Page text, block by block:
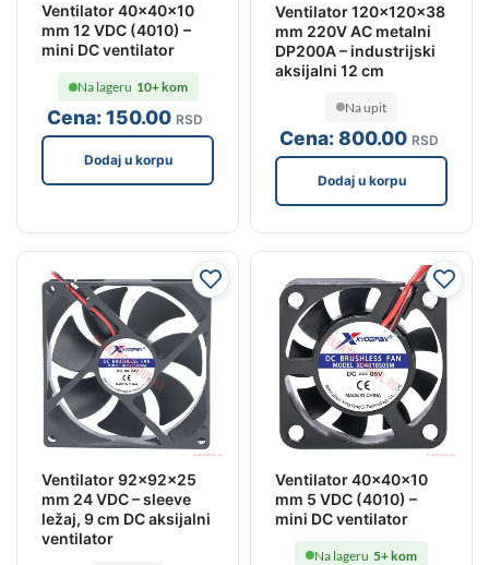
Ventilator 40x40x10
mm 12 VDC (4010) –
mini DC ventilator
Cena:150.00 RSD
Na lageru 10+ kom
Dodaj u korpu
Ventilator 120x120x38
mm 220V AC metalni
DP200A – industrijski
aksijalni 12 cm
Cena:800.00 RSD
Na upit
Dodaj u korpu
Ventilator 92x92x25
mm 24 VDC – sleeve
ležaj, 9 cm DC aksijalni
ventilator
Ventilator 40x40x10
mm 5 VDC (4010) –
mini DC ventilator
Na lageru 5+ kom